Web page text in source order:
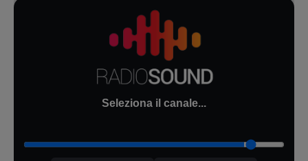
Seleziona il canale...